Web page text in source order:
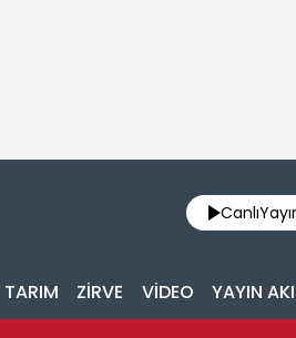
Canlı
TARIM ZİRVE VİDEO YAYIN